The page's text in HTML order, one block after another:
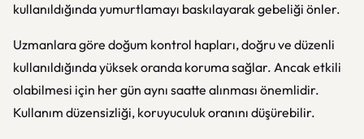
kullanıldığında yumurtlamayı baskılayarak gebeliği önler.
Uzmanlara göre doğum kontrol hapları, doğru ve düzenli
kullanıldığında yüksek oranda koruma sağlar. Ancak etkili
olabilmesi için her gün aynı saatte alınması önemlidir.
Kullanım düzensizliği, koruyuculuk oranını düşürebilir.